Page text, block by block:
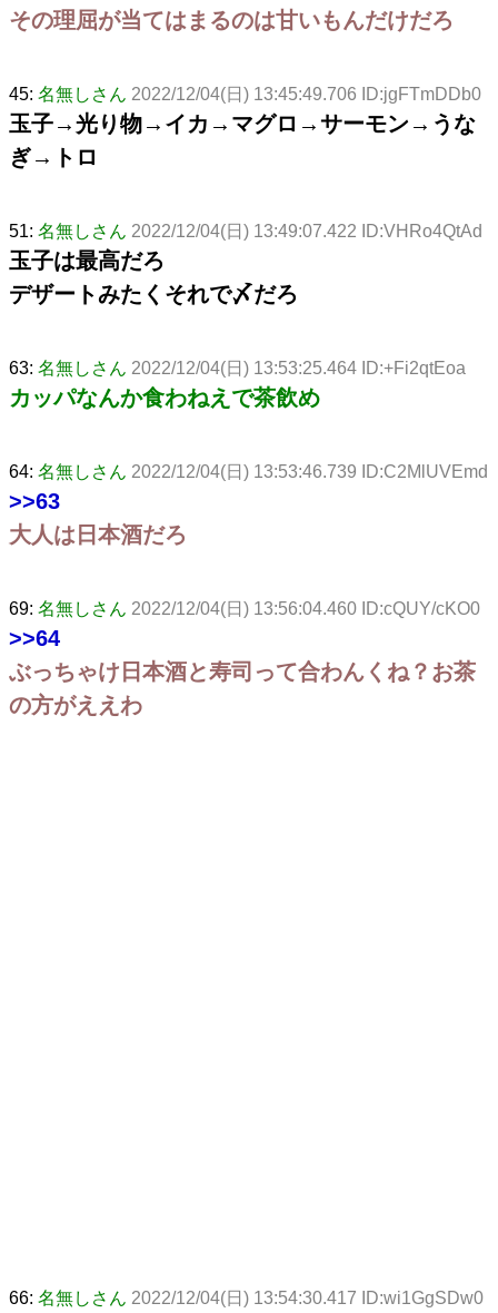
その理屈が当てはまるのは甘いもんだけだろ
45: 名無しさん 2022/12/04(日) 13:45:49.706 ID:jgFTmDDb0
玉子→光り物→イカ→マグロ→サーモン→うな
ぎ→トロ
51: 名無しさん 2022/12/04(日) 13:49:07.422 ID:VHRo4QtAd
玉子は最高だろ
デザートみたくそれで〆だろ
63: 名無しさん 2022/12/04(日) 13:53:25.464 ID:+Fi2qtEoa
カッパなんか食わねえで茶飲め
64: 名無しさん 2022/12/04(日) 13:53:46.739 ID:C2MlUVEmd
>>63
大人は日本酒だろ
69: 名無しさん 2022/12/04(日) 13:56:04.460 ID:cQUY/cKO0
>>64
ぶっちゃけ日本酒と寿司って合わんくね？お茶
の方がええわ
66: 名無しさん 2022/12/04(日) 13:54:30.417 ID:wi1GgSDw0